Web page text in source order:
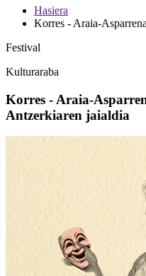
Hasiera
Korres - Araia-
Festival
Kulturaraba
Korres - Araia-
Antzerkiaren jaialdia